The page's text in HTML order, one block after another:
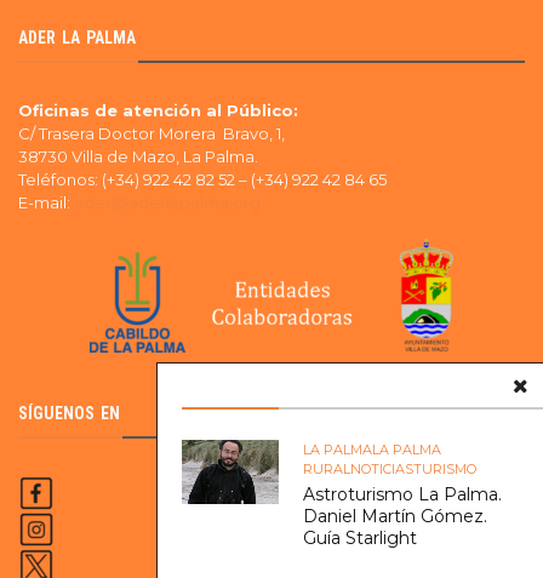
LA PALMALA PALMA
RURALNOTICIASTURISMO
Astroturismo La Palma.
Daniel Martín Gómez.
Guía Starlight
ADER LA PALMA
Oficinas de atención al Público:
C/ Trasera Doctor Morera Bravo, 1,
38730 Villa de Mazo, La Palma.
Teléfonos: (+34) 922 42 82 52 – (+34) 922 42 84 65
E-mail:
SÍGUENOS EN